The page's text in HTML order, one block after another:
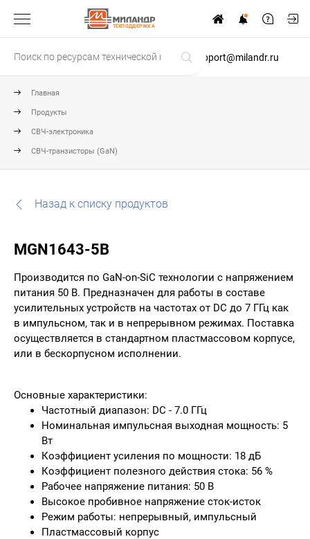
ТЕХПОДДЕРЖКА
support@milandr.ru
Главная
Продукты
СВЧ-электроника
СВЧ-транзисторы (GaN)
Назад к списку продуктов
MGN1643-5B
Производится по GaN-on-SiC технологии с напряжением
питания 50 В. Предназначен для работы в составе
усилительных устройств на частотах от DC до 7 ГГц как
в импульсном, так и в непрерывном режимах. Поставка
осуществляется в стандартном пластмассовом корпусе,
или в бескорпусном исполнении.
Основные характеристики:
Частотный диапазон: DC - 7.0 ГГц
Номинальная импульсная выходная мощность: 5
Вт
Коэффициент усиления по мощности: 18 дБ
Коэффициент полезного действия стока: 56 %
Рабочее напряжение питания: 50 В
Высокое пробивное напряжение сток-исток
Режим работы: непрерывный, импульсный
Пластмассовый корпус